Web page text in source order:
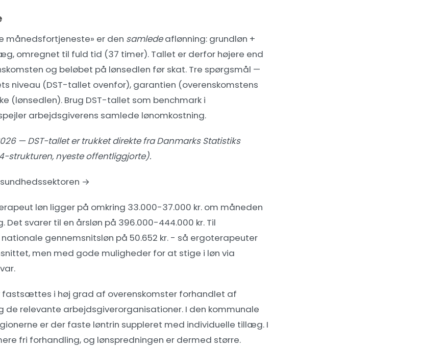
månedsfortjeneste» er den samledeaflønning: grundløn +
omregnet til fuld tid (37 timer). Tallet er derfor højere end
og beløbet på lønsedlen før skat. Tre spørgsmål —
niveau (DST-tallet ovenfor), garantien (overenskomstens
(lønsedlen). Brug DST-tallet som benchmark i
arbejdsgiverens samlede lønomkostning.
— DST-tallet er trukket direkte fra Danmarks Statistiks
strukturen, nyeste offentliggjorte).
sundhedssektoren →
løn ligger på omkring 33.000-37.000 kr. om måneden
svarer til en årsløn på 396.000-444.000 kr. Til
gennemsnitsløn på 50.652 kr. - så ergoterapeuter
men med gode muligheder for at stige i løn via
fastsættes i høj grad af overenskomster forhandlet af
de relevante arbejdsgiverorganisationer. I den kommunale
er der faste løntrin suppleret med individuelle tillæg. I
fri forhandling, og lønspredningen er dermed større.